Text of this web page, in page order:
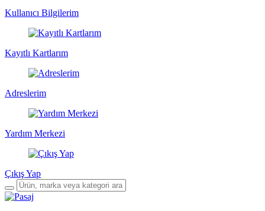
Kullanıcı Bilgilerim
Kayıtlı Kartlarım
Adreslerim
Yardım Merkezi
Çıkış Yap